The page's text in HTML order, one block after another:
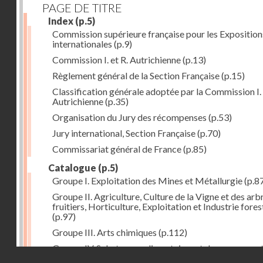
PAGE DE TITRE
Index (p.5)
Commission supérieure française pour les
internationales (p.9)
Commission I. et R. Autrichienne(p.13)
Règlement général de la Section Française(p.15)
Classification générale adoptée par la Commission I.
Autrichienne(p.35)
Organisation du Jury des récompenses (p.53)
Jury international, Section Française(p.70)
Commissariat général de France(p.85)
Catalogue (p.5)
Groupe I. Exploitation des Mines et Métallurgie
Groupe II. Agriculture, Culture de la Vigne et des
fruitiers, Horticulture, Exploitation et Industrie
(p.97)
Groupe III. Arts chimiques (p.112)
Groupe IV. Substances alimentaires et de